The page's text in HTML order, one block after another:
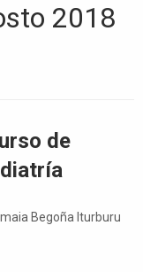
2018
de
Begoña Iturburu